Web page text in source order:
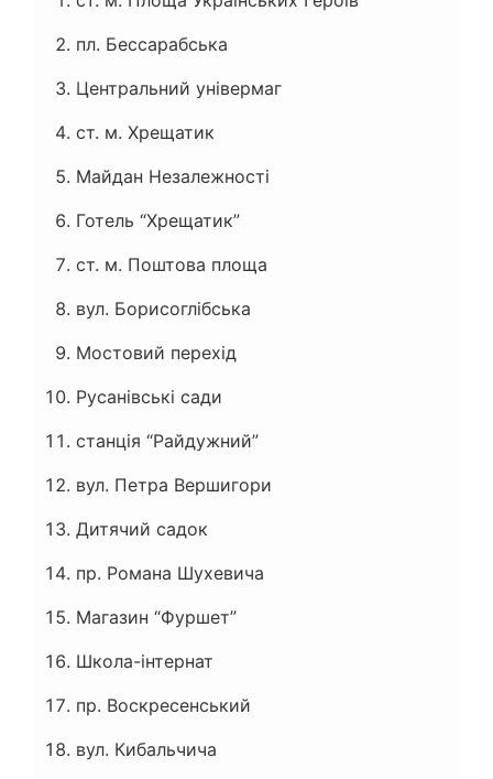
пл. Бессарабська
Центральний універмаг
ст. м. Хрещатик
Майдан Незалежності
Готель “Хрещатик”
ст. м. Поштова площа
вул. Борисоглібська
Мостовий перехід
Русанівські сади
станція “Райдужний”
вул. Петра Вершигори
Дитячий садок
пр. Романа Шухевича
Магазин “Фуршет”
Школа-інтернат
пр. Воскресенський
вул. Кибальчича